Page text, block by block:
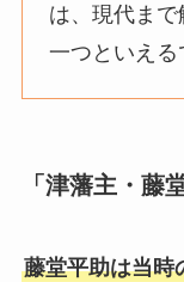
は、現代ま
一つといえる
「津藩主・藤
藤堂平助は当時